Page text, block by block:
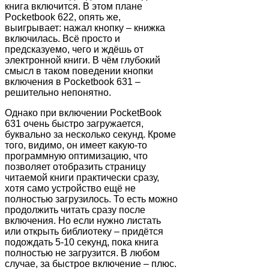
книга включится. В этом плане
Pocketbook 622, опять же,
выигрывает: нажал кнопку – книжка
включилась. Всё просто и
предсказуемо, чего и ждёшь от
электронной книги. В чём глубокий
смысл в таком поведении кнопки
включения в Pocketbook 631 –
решительно непонятно.
Однако при включении PocketBook
631 очень быстро загружается,
буквально за несколько секунд. Кроме
того, видимо, он имеет какую-то
программную оптимизацию, что
позволяет отобразить страницу
читаемой книги практически сразу,
хотя само устройство ещё не
полностью загрузилось. То есть можно
продолжить читать сразу после
включения. Но если нужно листать
или открыть библиотеку – придётся
подождать 5-10 секунд, пока книга
полностью не загрузится. В любом
случае, за быстрое включение – плюс.